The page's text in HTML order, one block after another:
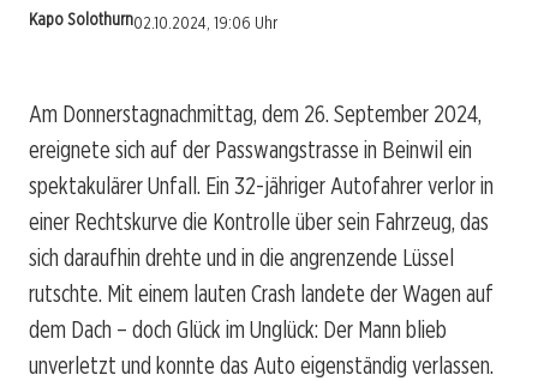
Kapo Solothurn02.10.2024, 19:06 Uhr
Am Donnerstagnachmittag, dem 26. September 2024,
ereignete sich auf der Passwangstrasse in Beinwil ein
spektakulärer Unfall. Ein 32-jähriger Autofahrer verlor in
einer Rechtskurve die Kontrolle über sein Fahrzeug, das
sich daraufhin drehte und in die angrenzende Lüssel
rutschte. Mit einem lauten Crash landete der Wagen auf
dem Dach – doch Glück im Unglück: Der Mann blieb
unverletzt und konnte das Auto eigenständig verlassen.